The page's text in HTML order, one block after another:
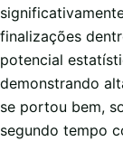
finalizações
potencial
demonstrando
se portou bem,
segundo tempo